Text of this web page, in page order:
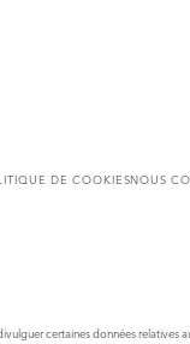
DE COOKIESNOUS
certaines données relatives